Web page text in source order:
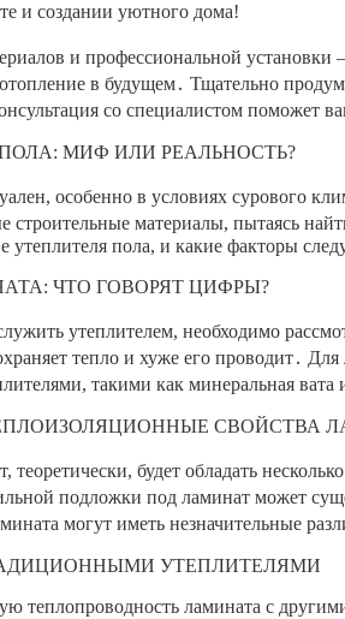
и создании уютного дома!
и профессиональной
в будущем․ Тщательно
со специалистом поможет
МИФ ИЛИ РЕАЛЬНОСТЬ?
особенно в условиях сурового
материалы, пытаясь
утеплителя пола, и какие факторы
ЧТО ГОВОРЯТ ЦИФРЫ?
утеплителем, необходимо
тепло и хуже его проводит․
такими как минеральная вата
СВОЙСТВА
будет обладать
подложки под ламинат может
могут иметь незначительные
УТЕПЛИТЕЛЯМИ
теплопроводность ламината с